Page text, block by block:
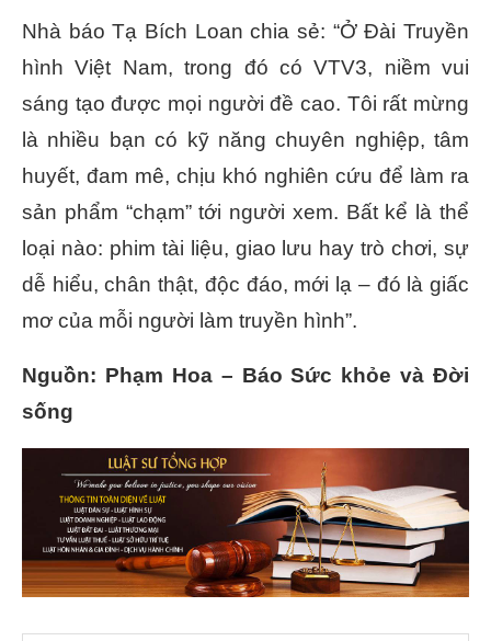
Nhà báo Tạ Bích Loan chia sẻ: “Ở Đài Truyền
hình Việt Nam, trong đó có VTV3, niềm vui
sáng tạo được mọi người đề cao. Tôi rất mừng
là nhiều bạn có kỹ năng chuyên nghiệp, tâm
huyết, đam mê, chịu khó nghiên cứu để làm ra
sản phẩm “chạm” tới người xem. Bất kể là thể
loại nào: phim tài liệu, giao lưu hay trò chơi, sự
dễ hiểu, chân thật, độc đáo, mới lạ – đó là giấc
mơ của mỗi người làm truyền hình”.
Nguồn: Phạm Hoa – Báo Sức khỏe và Đời
sống